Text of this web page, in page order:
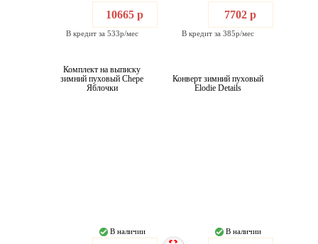
10665 р
В кредит за 533р/мес
7702 р
В кредит за 385р/мес
Комплект на выписку
зимний пуховый Chepe
Яблочки
В наличии
Конверт зимний пуховый
Elodie Details
В наличии